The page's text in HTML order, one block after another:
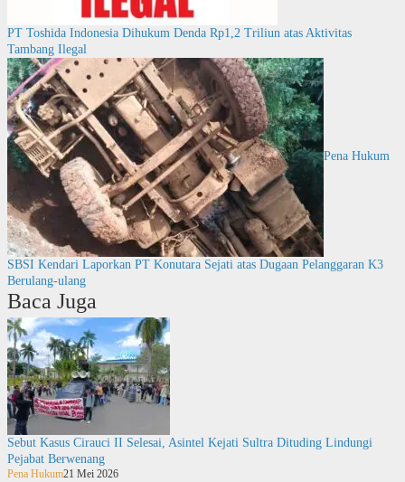
PT Toshida Indonesia Dihukum Denda Rp1,2 Triliun atas Aktivitas
Tambang Ilegal
Pena Hukum
SBSI Kendari Laporkan PT Konutara Sejati atas Dugaan Pelanggaran K3
Berulang-ulang
Baca Juga
Sebut Kasus Cirauci II Selesai, Asintel Kejati Sultra Dituding Lindungi
Pejabat Berwenang
Pena Hukum21 Mei 2026